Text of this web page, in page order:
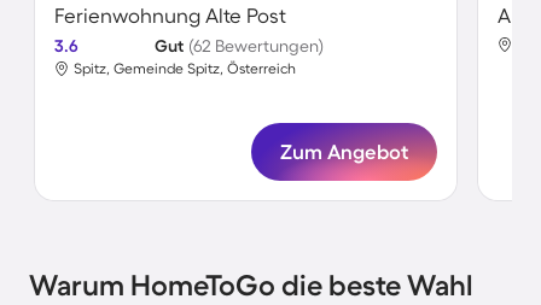
Ferienwohnung Alte Post
3.6 Gut (62 Bewertungen)
Spitz, Gemeinde Spitz, Österreich
Zum Angebot
Warum HomeToGo die beste Wahl